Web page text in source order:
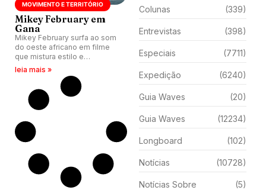
MOVIMENTO E TERRITÓRIO
Mikey February em
Gana
Mikey February surfa ao som
do oeste africano em filme
que mistura estilo e
ancestralidade, em manifesto
visual e sonoro sobre surfe
como modo de vida.
leia mais »
Colunas (339)
Entrevistas (398)
Especiais (7711)
Expedição (6240)
Guia Waves (20)
Guia Waves (12234)
Longboard (102)
Notícias (10728)
Notícias Sobre (5)